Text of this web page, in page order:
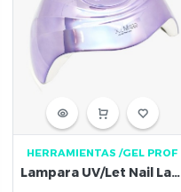
HERRAMIENTAS /GEL PROF
Lampara UV/Let Nail Lamp 168 w Blanco Morada